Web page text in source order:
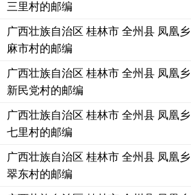
三里村的邮编
广西壮族自治区 桂林市 全州县 凤凰乡
麻市村的邮编
广西壮族自治区 桂林市 全州县 凤凰乡
新民党村的邮编
广西壮族自治区 桂林市 全州县 凤凰乡
七里村的邮编
广西壮族自治区 桂林市 全州县 凤凰乡
翠东村的邮编